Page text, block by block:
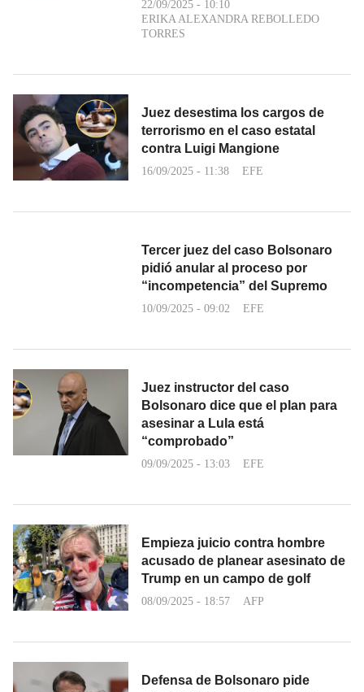
22/09/2025 - 10:10
ERIKA ALEXANDRA REBOLLEDO
TORRES
Juez desestima los cargos de
terrorismo en el caso estatal
contra Luigi Mangione
16/09/2025 - 11:38 EFE
Tercer juez del caso Bolsonaro
pidió anular al proceso por
“incompetencia” del Supremo
10/09/2025 - 09:02 EFE
Juez instructor del caso
Bolsonaro dice que el plan para
asesinar a Lula está
“comprobado”
09/09/2025 - 13:03 EFE
Empieza juicio contra hombre
acusado de planear asesinato de
Trump en un campo de golf
08/09/2025 - 18:57 AFP
Defensa de Bolsonaro pide